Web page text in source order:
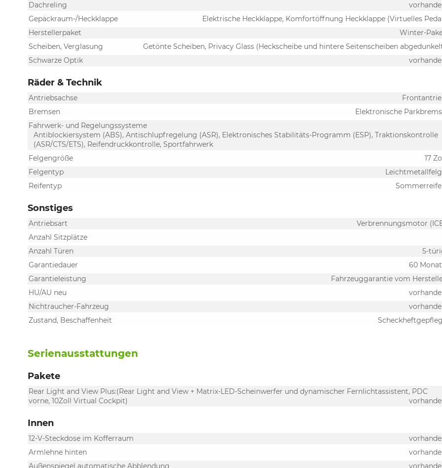
Dachreling
Gepäckraum-/Heckklappe
Elektrische Heckklappe, Komfortöffnung Heckklappe (Virtuelles
Herstellerpaket
Winter-
Scheiben, Verglasung
Getönte Scheiben, Privacy Glass (Heckscheibe und hintere Seitenscheiben
Schwarze Optik
Räder & Technik
Antriebsachse
Bremsen
Elektronische
Fahrwerk- und Regelungssysteme
Antiblockiersystem (ABS), Antischlupfregelung (ASR), Elektronisches Stabilitäts-Programm (ESP), Traktionskontrolle
(ASR/CTS/ETS), Reifendruckkontrolle, Sportfahrwerk
Felgengröße
17 Zoll
Felgentyp
Reifentyp
Sonstiges
Antriebsart
Verbrennungsmotor
Anzahl Sitzplätze
Anzahl Türen
5-
Garantiedauer
60
Garantieleistung
Fahrzeuggarantie vom
HU/AU neu
Nichtraucher-Fahrzeug
Zustand, Beschaffenheit
Serienausstattungen
Pakete
Rear Light and View Plus:(Rear Light and View + Matrix-LED-Scheinwerfer und dynamischer Fernlichtassistent, PDC
vorne, 10Zoll Virtual Cockpit)
Innen
12-V-Steckdose im Kofferraum
Armlehne hinten